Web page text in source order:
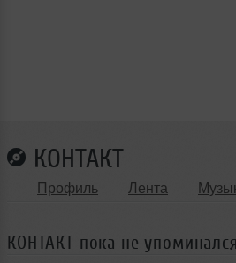
КОНТАКТ
Профиль Лента
КОНТАКТ пока не